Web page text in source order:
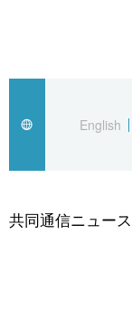
社会
旅と暮らし
社会
文化
科学・技術
暮らし
English
共同通信ニュー